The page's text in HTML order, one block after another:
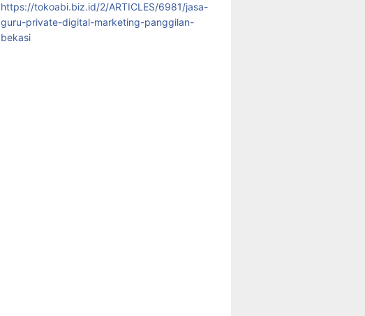
https://tokoabi.biz.id/2/ARTICLES/6981/jasa-
guru-private-digital-marketing-panggilan-
bekasi